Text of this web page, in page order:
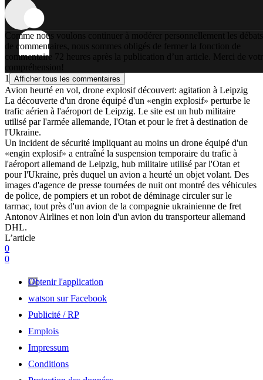
Comme nous voulons continuer à modérer personnellement les débats
de commentaires, nous sommes obligés de fermer la fonction de
commentaire 72 heures après la publication d’un article. Merci de
compréhension!
1
Afficher tous les commentaires
Avion heurté en vol, drone explosif découvert: agitation à Leipzig
La découverte d'un drone équipé d'un «engin explosif» perturbe le
trafic aérien à l'aéroport de Leipzig. Le site est un hub militaire
utilisé par l'armée allemande, l'Otan et pour le fret à destination de
l'Ukraine.
Un incident de sécurité impliquant au moins un drone équipé d'un
«engin explosif» a entraîné la suspension temporaire du trafic à
l'aéroport allemand de Leipzig, hub militaire utilisé par l'Otan et
pour l'Ukraine, près duquel un avion a heurté un objet volant. Des
images d'agence de presse tournées de nuit ont montré des véhicules
de police, de pompiers et un robot de déminage circuler sur le
tarmac, tout près d'un avion de la compagnie ukrainienne de fret
Antonov Airlines et non loin d'un avion du transporteur allemand
DHL.
L’article
0
0
Obtenir l'application
watson sur Facebook
Publicité / RP
Emplois
Impressum
Conditions